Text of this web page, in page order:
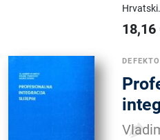
Hrvatski.
18,16